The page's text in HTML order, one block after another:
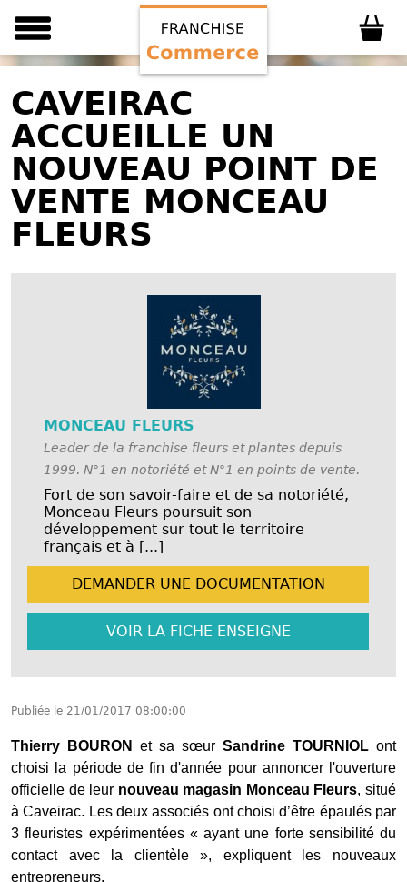
CAVEIRAC
ACCUEILLE UN
NOUVEAU POINT DE
VENTE MONCEAU
FLEURS
MONCEAU FLEURS
Leader de la franchise fleurs et plantes depuis
1999. N°1 en notoriété et N°1 en points de vente.
Fort de son savoir-faire et de sa notoriété,
Monceau Fleurs poursuit son
développement sur tout le territoire
français et à [...]
DEMANDER UNE DOCUMENTATION
VOIR LA FICHE ENSEIGNE
Publiée le 21/01/2017 08:00:00
Thierry BOURON et sa sœur Sandrine TOURNIOL ont
choisi la période de fin d'année pour annoncer l'ouverture
officielle de leur nouveau magasin Monceau Fleurs, situé
à Caveirac. Les deux associés ont choisi d’être épaulés par
3 fleuristes expérimentées « ayant une forte sensibilité du
contact avec la clientèle », expliquent les nouveaux
entrepreneurs.